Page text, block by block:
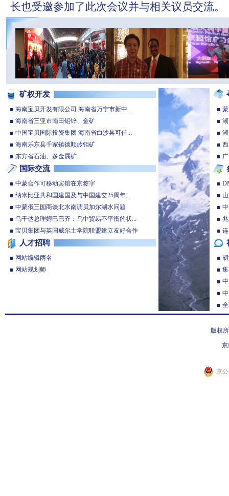
长也受邀参加了此次会议并与相关议员交流。
矿权开发
海南宝贝开发有限公司 海南省万宁市新中...
海南省三亚市南田铅锌、金矿
中国宝贝国际投资集团 海南省白沙县可任...
海南乐东县千家镇德顺岭钼矿
东方省石油、多金属矿
国际交流
中蒙合作可移动宾馆在京签字
纳米比亚共和国建国及与中国建交25周年...
中蒙俄三国商谈北水南调贝加尔湖水问题
乌干达总理姆巴巴齐：乌中贸易不平衡的状...
宝贝集团与英国威尔士学院联盟建立友好合作
人才招聘
网站编辑两名
网站规划师
版权
京
京公